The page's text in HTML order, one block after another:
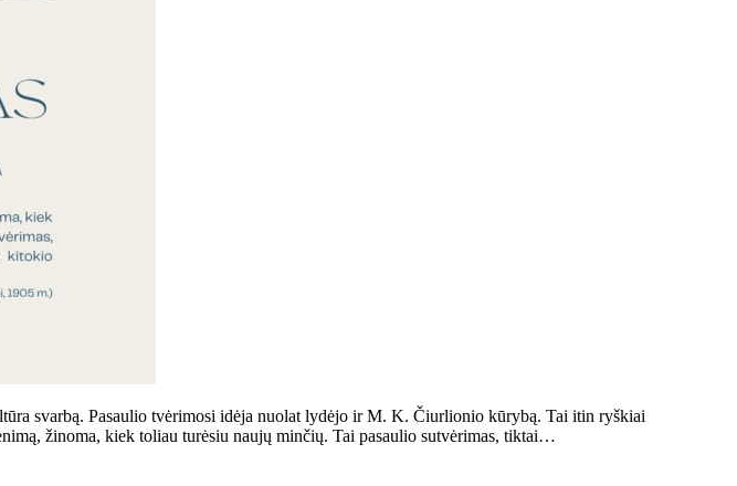
svarbą. Pasaulio tvėrimosi idėja nuolat lydėjo ir M. K. Čiurlionio kūrybą. Tai itin ryškiai
žinoma, kiek toliau turėsiu naujų minčių. Tai pasaulio sutvėrimas, tiktai…